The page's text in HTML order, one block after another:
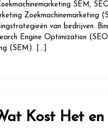
SEM,
Zoekmachinemarketing
van bedrijven.
Engine Optimization
(SEM). […]
Kost Het en